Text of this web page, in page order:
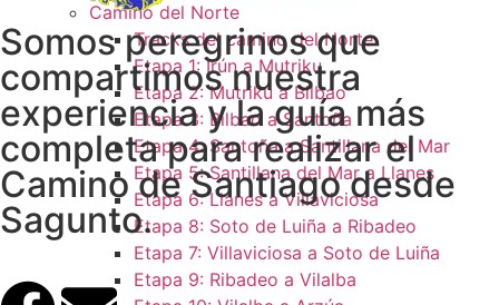
Camino del Norte
Tracks del camino del Norte
Etapa 1: Irún a Mutriku
Etapa 2: Mutriku a Bilbao
Etapa 3: Bilbao a Santoña
Etapa 4: Santoña a Santillana del Mar
Etapa 5: Santillana del Mar a Llanes
Etapa 6: Llanes a Villaviciosa
Etapa 8: Soto de Luiña a Ribadeo
Etapa 7: Villaviciosa a Soto de Luiña
Etapa 9: Ribadeo a Vilalba
Somos peregrinos que
compartimos nuestra
experiencia y la guía más
completa para realizar el
Camino de Santiago desde
Sagunto.